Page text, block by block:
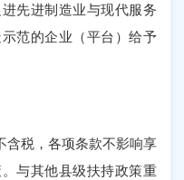
先进制造业与现代服务
范的企业（平台）给予
税，各项条款不影响享
与其他县级扶持政策重